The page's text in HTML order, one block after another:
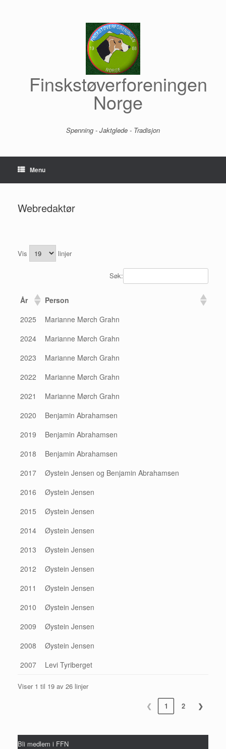
Finskstøverforeningen
Norge
Spenning - Jaktglede - Tradisjon
Menu
Webredaktør
Vis linjer
Søk:
År
Person
2025
Marianne Mørch Grahn
2024
Marianne Mørch Grahn
2023
Marianne Mørch Grahn
2022
Marianne Mørch Grahn
2021
Marianne Mørch Grahn
2020
Benjamin Abrahamsen
2019
Benjamin Abrahamsen
2018
Benjamin Abrahamsen
2017
Øystein Jensen og Benjamin Abrahamsen
2016
Øystein Jensen
2015
Øystein Jensen
2014
Øystein Jensen
2013
Øystein Jensen
2012
Øystein Jensen
2011
Øystein Jensen
2010
Øystein Jensen
2009
Øystein Jensen
2008
Øystein Jensen
2007
Levi Tyriberget
Viser 1 til 19 av 26 linjer
❮ 1 2 ❯
Bli medlem i FFN